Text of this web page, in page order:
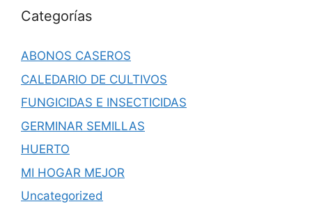
Categorías
ABONOS CASEROS
CALEDARIO DE CULTIVOS
FUNGICIDAS E INSECTICIDAS
GERMINAR SEMILLAS
HUERTO
MI HOGAR MEJOR
Uncategorized